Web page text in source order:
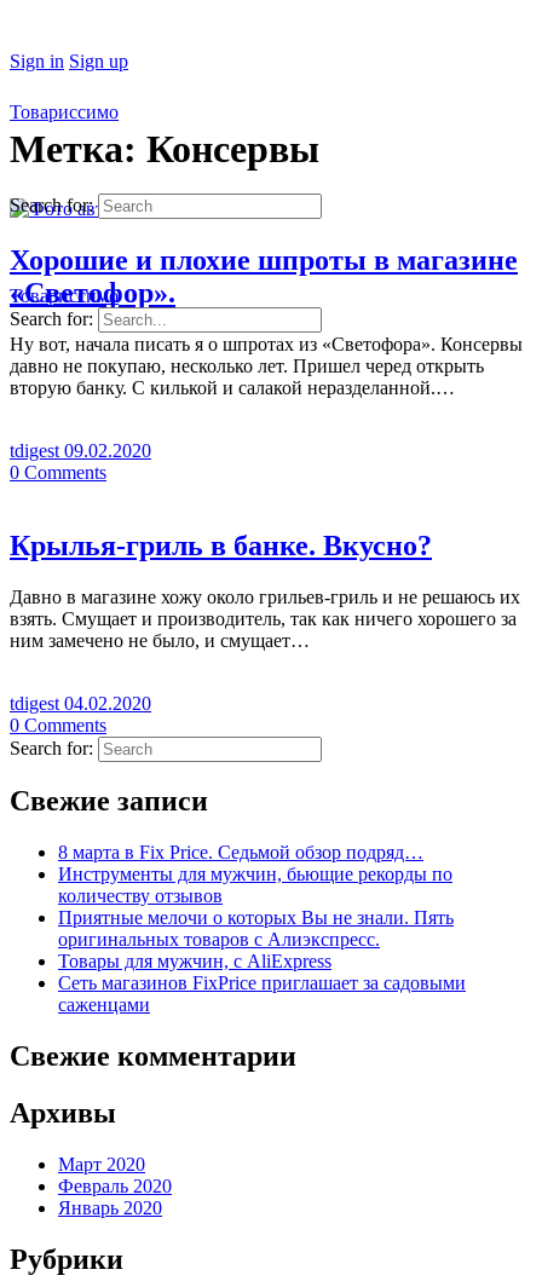
Sign in Sign up
Товариссимо
Search for:
Товариссимо
Search for:
Метка: Консервы
Хорошие и плохие шпроты в магазине
«Светофор».
Ну вот, начала писать я о шпротах из «Светофора». Консервы
давно не покупаю, несколько лет. Пришел черед открыть
вторую банку. С килькой и салакой неразделанной.…
tdigest 09.02.2020
0 Comments
Крылья-гриль в банке. Вкусно?
Давно в магазине хожу около грильев-гриль и не решаюсь их
взять. Смущает и производитель, так как ничего хорошего за
ним замечено не было, и смущает…
tdigest 04.02.2020
0 Comments
Search for:
Свежие записи
8 марта в Fix Price. Cедьмой обзор подряд…
Инструменты для мужчин, бьющие рекорды по
количеству отзывов
Приятные мелочи о которых Вы не знали. Пять
оригинальных товаров с Алиэкспресс.
Товары для мужчин, с AliExpress
Сеть магазинов FixPrice приглашает за садовыми
саженцами
Свежие комментарии
Архивы
Март 2020
Февраль 2020
Январь 2020
Рубрики